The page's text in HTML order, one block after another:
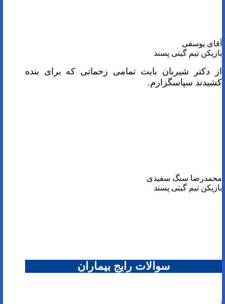
آقای یوسفی
بازیکن تیم گیتی پسند
از دکتر شیربان بابت تمامی زحماتی که برای بنده
کشیدند سپاسگزارم.
محمدرضا سنگ سفیدی
بازیکن تیم گیتی پسند
سوالات رایج بیماران